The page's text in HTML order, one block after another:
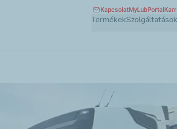
TermékekSzolgáltatások
KapcsolatMyLubPortal